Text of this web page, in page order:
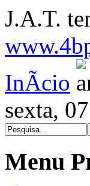
J.A.T.
InÃ­cio
sexta,
Menu